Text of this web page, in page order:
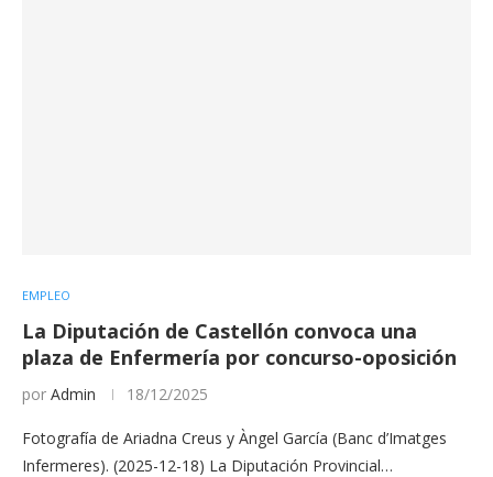
EMPLEO
La Diputación de Castellón convoca una
plaza de Enfermería por concurso-oposición
por Admin 18/12/2025
Fotografía de Ariadna Creus y Àngel García (Banc d’Imatges
Infermeres). (2025-12-18) La Diputación Provincial…